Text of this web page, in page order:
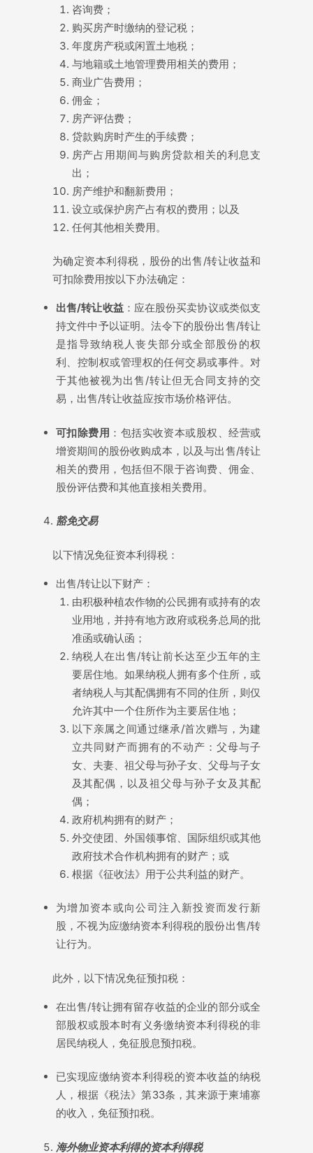
咨询费；
购买房产时缴纳的登记税；
年度房产税或闲置土地税；
与地籍或土地管理费用相关的费用；
商业广告费用；
佣金；
房产评估费；
贷款购房时产生的手续费；
房产占用期间与购房贷款相关的利息支
出；
房产维护和翻新费用；
设立或保护房产占有权的费用；以及
任何其他相关费用。
为确定资本利得税，股份的出售/转让收益和
可扣除费用按以下办法确定：
出售/转让收益：应在股份买卖协议或类似支
持文件中予以证明。法令下的股份出售/转让
是指导致纳税人丧失部分或全部股份的权
利、控制权或管理权的任何交易或事件。对
于其他被视为出售/转让但无合同支持的交
易，出售/转让收益应按市场价格评估。
可扣除费用 ：包括实收资本或股权、经营或
增资期间的股份收购成本，以及与出售/转让
相关的费用，包括但不限于咨询费、佣金、
股份评估费和其他直接相关费用。
豁免交易
以下情况免征资本利得税：
出售/转让以下财产：
由积极种植农作物的公民拥有或持有的农
业用地，并持有地方政府或税务总局的批
准函或确认函；
纳税人在出售/转让前长达至少五年的主
要居住地。如果纳税人拥有多个住所，或
者纳税人与其配偶拥有不同的住所，则仅
允许其中一个住所作为主要居住地；
以下亲属之间通过继承/首次赠与，为建
立共同财产而拥有的不动产：父母与子
女、夫妻、祖父母与孙子女、父母与子女
及其配偶，以及祖父母与孙子女及其配
偶；
政府机构拥有的财产；
外交使团、外国领事馆、国际组织或其他
政府技术合作机构拥有的财产；或
根据《征收法》用于公共利益的财产。
为增加资本或向公司注入新投资而发行新
股，不视为应缴纳资本利得税的股份出售/转
让行为。
此外，以下情况免征预扣税：
在出售/转让拥有留存收益的企业的部分或全
部股权或股本时有义务缴纳资本利得税的非
居民纳税人，免征股息预扣税。
已实现应缴纳资本利得税的资本收益的纳税
人，根据《税法》第33条，其来源于柬埔寨
的收入，免征预扣税。
海外物业资本利得的资本利得税